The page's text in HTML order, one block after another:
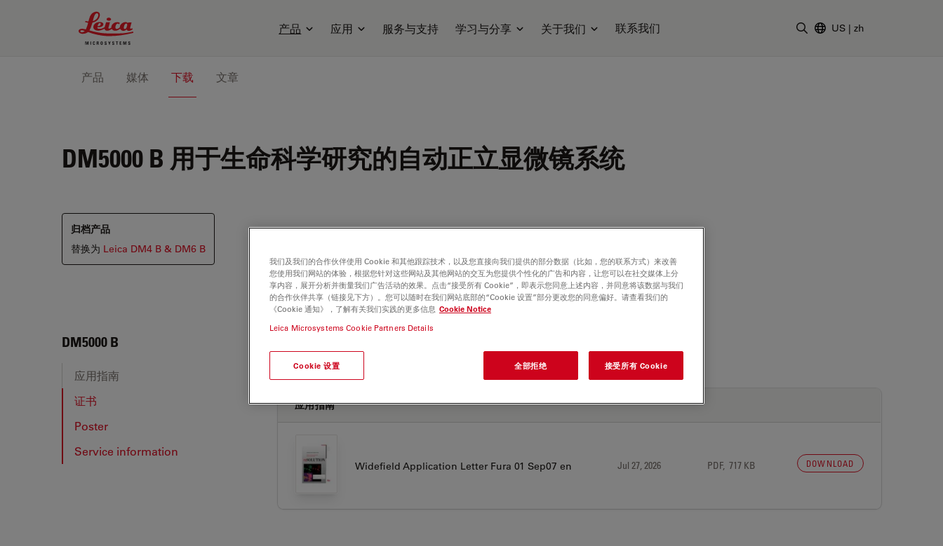
Leica Microsystems Logo
产品 应用 服务与支持 学习与分享 关于我们 联系我们 US | zh
产品 媒体 下载 文章
DM5000 B 用于生命科学研究的自动正立显微镜系统
归档产品
替换为 Leica DM4 B & DM6 B
DM5000 B
应用指南
证书
Poster
Service information
应用指南
Widefield Application Letter Fura 01 Sep07 en Jul 27, 2026 PDF, 717 KB DOWNLOAD
我们及我们的合作伙伴使用 Cookie 和其他跟踪技术，以及您直接向我们提供的部分数据（比如，您的联系方式）来改善
您使用我们网站的体验，根据您针对这些网站及其他网站的交互为您提供个性化的广告和内容，让您可以在社交媒体上分
享内容，展开分析并衡量我们广告活动的效果。点击“接受所有 Cookie”，即表示您同意上述内容，并同意将该数据与我们
的合作伙伴共享（链接见下方）。您可以随时在我们网站底部的“Cookie 设置”部分更改您的同意偏好。请查看我们的
《Cookie 通知》，了解有关我们实践的更多信息 Cookie Notice
Leica Microsystems Cookie Partners Details
Cookie 设置 全部拒绝 接受所有 Cookie